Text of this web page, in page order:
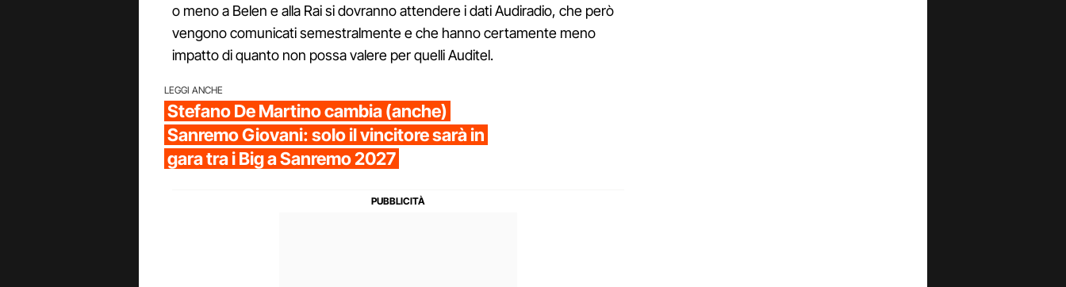
o meno a Belen e alla Rai si dovranno attendere i dati Audiradio, che però
vengono comunicati semestralmente e che hanno certamente meno
impatto di quanto non possa valere per quelli Auditel.
LEGGI ANCHE
Stefano De Martino cambia (anche)
Sanremo Giovani: solo il vincitore sarà in
gara tra i Big a Sanremo 2027